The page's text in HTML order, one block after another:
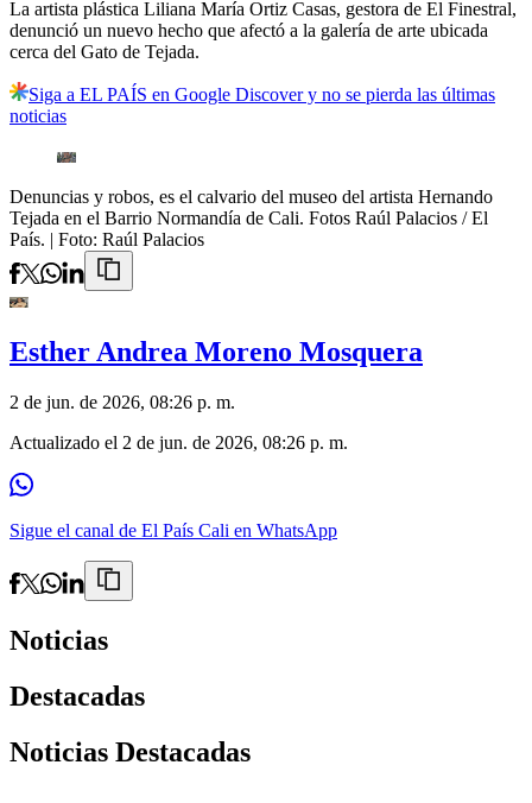
La artista plástica Liliana María Ortiz Casas, gestora de El Finestral,
denunció un nuevo hecho que afectó a la galería de arte ubicada
cerca del Gato de Tejada.
Siga a EL PAÍS en Google Discover y no se pierda las últimas
noticias
Denuncias y robos, es el calvario del museo del artista Hernando
Tejada en el Barrio Normandía de Cali. Fotos Raúl Palacios / El
País. | Foto: Raúl Palacios
Esther Andrea Moreno Mosquera
2 de jun. de 2026, 08:26 p. m.
Actualizado el 2 de jun. de 2026, 08:26 p. m.
Sigue el canal de El País Cali en WhatsApp
Noticias
Destacadas
Noticias Destacadas